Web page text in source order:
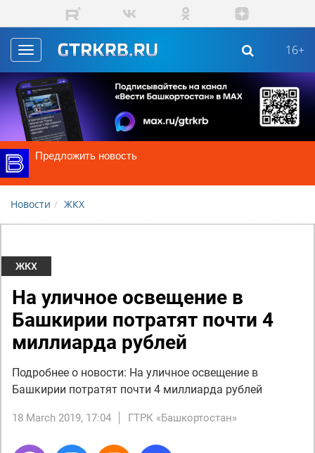
Skip to main content
Toggle
navigation
16+
Предложить новость
Новости ЖКХ
ЖКХ
На уличное освещение в
Башкирии потратят почти 4
миллиарда рублей
Подробнее о новости: На уличное освещение в
Башкирии потратят почти 4 миллиарда рублей
18 March 2019, 17:04 ГТРК «Башкортостан»